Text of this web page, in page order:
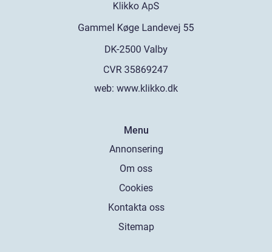
web: www.klikko.dk
Menu
Annonsering
Om oss
Cookies
Kontakta oss
Sitemap